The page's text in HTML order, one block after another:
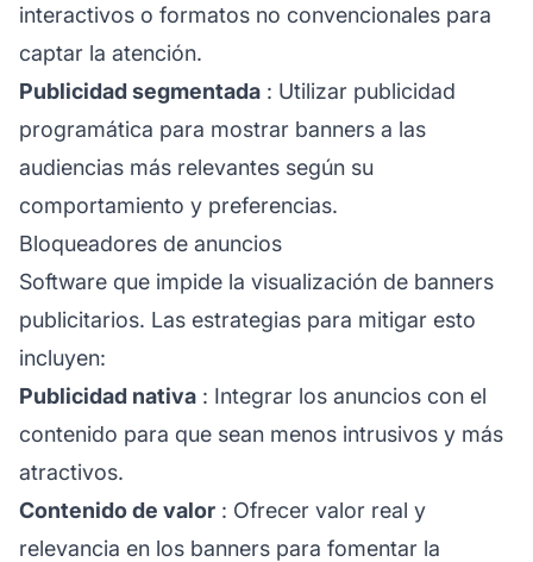
interactivos o formatos no convencionales para
captar la atención.
Publicidad segmentada : Utilizar publicidad
programática para mostrar banners a las
audiencias más relevantes según su
comportamiento y preferencias.
Bloqueadores de anuncios
Software que impide la visualización de banners
publicitarios. Las estrategias para mitigar esto
incluyen:
Publicidad nativa : Integrar los anuncios con el
contenido para que sean menos intrusivos y más
atractivos.
Contenido de valor : Ofrecer valor real y
relevancia en los banners para fomentar la